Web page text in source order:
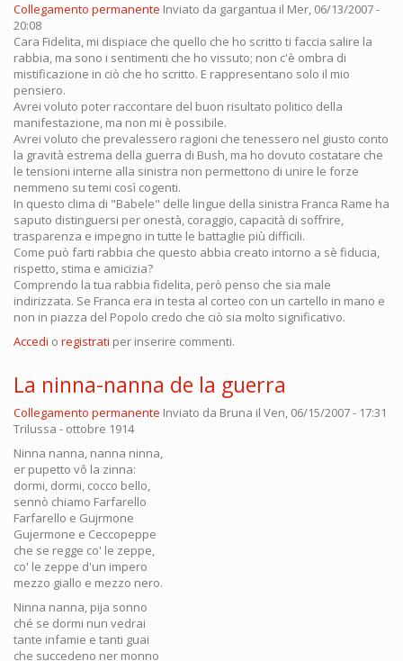
Collegamento permanente Inviato da gargantua il Mer, 06/13/2007 -
20:08
Cara Fidelita, mi dispiace che quello che ho scritto ti faccia salire la
rabbia, ma sono i sentimenti che ho vissuto; non c'è ombra di
mistificazione in ciò che ho scritto. E rappresentano solo il mio
pensiero.
Avrei voluto poter raccontare del buon risultato politico della
manifestazione, ma non mi è possibile.
Avrei voluto che prevalessero ragioni che tenessero nel giusto conto
la gravità estrema della guerra di Bush, ma ho dovuto costatare che
le tensioni interne alla sinistra non permettono di unire le forze
nemmeno su temi così cogenti.
In questo clima di "Babele" delle lingue della sinistra Franca Rame ha
saputo distinguersi per onestà, coraggio, capacità di soffrire,
trasparenza e impegno in tutte le battaglie più difficili.
Come può farti rabbia che questo abbia creato intorno a sè fiducia,
rispetto, stima e amicizia?
Comprendo la tua rabbia fidelita, però penso che sia male
indirizzata. Se Franca era in testa al corteo con un cartello in mano e
non in piazza del Popolo credo che ciò sia molto significativo.
Accedi o registrati per inserire commenti.
La ninna-nanna de la guerra
Collegamento permanente Inviato da Bruna il Ven, 06/15/2007 - 17:31
Trilussa - ottobre 1914
Ninna nanna, nanna ninna,
er pupetto vô la zinna:
dormi, dormi, cocco bello,
sennò chiamo Farfarello
Farfarello e Gujrmone
Gujermone e Ceccopeppe
che se regge co' le zeppe,
co' le zeppe d'un impero
mezzo giallo e mezzo nero.
Ninna nanna, pija sonno
ché se dormi nun vedrai
tante infamie e tanti guai
che succedeno ner monno